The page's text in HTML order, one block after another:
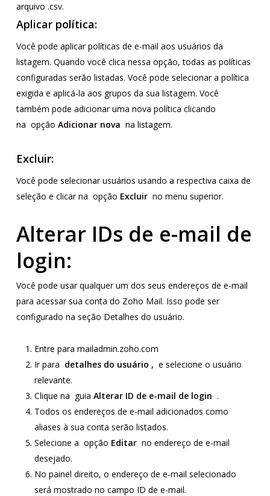
arquivo .csv.
Aplicar política:
Você pode aplicar políticas de e-mail aos usuários da
listagem. Quando você clica nessa opção, todas as políticas
configuradas serão listadas. Você pode selecionar a política
exigida e aplicá-la aos grupos da sua listagem. Você
também pode adicionar uma nova política clicando
na opção Adicionar nova na listagem.
Excluir:
Você pode selecionar usuários usando a respectiva caixa de
seleção e clicar na opção Excluir no menu superior.
Alterar IDs de e-mail de
login:
Você pode usar qualquer um dos seus endereços de e-mail
para acessar sua conta do Zoho Mail. Isso pode ser
configurado na seção Detalhes do usuário.
Entre para mailadmin.zoho.com
Ir para detalhes do usuário , e selecione o usuário
relevante.
Clique na guia Alterar ID de e-mail de login .
Todos os endereços de e-mail adicionados como
aliases à sua conta serão listados.
Selecione a opção Editar no endereço de e-mail
desejado.
No painel direito, o endereço de e-mail selecionado
será mostrado no campo ID de e-mail.